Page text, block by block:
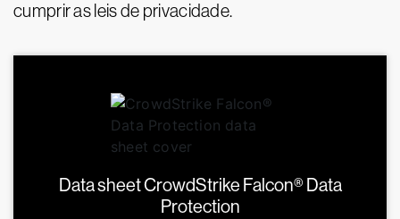
cumprir as leis de privacidade.
Data sheet CrowdStrike Falcon® Data
Protection